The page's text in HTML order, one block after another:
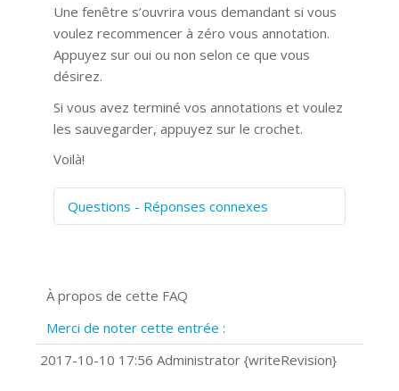
Une fenêtre s’ouvrira vous demandant si vous
voulez recommencer à zéro vous annotation.
Appuyez sur oui ou non selon ce que vous
désirez.
Si vous avez terminé vos annotations et voulez
les sauvegarder, appuyez sur le crochet.
Voilà!
Questions - Réponses connexes
Prise de vue 360°
?
Comment installer Google Chrome ?
À propos de cette FAQ
Merci de noter cette entrée :
2017-10-10 17:56 Administrator {writeRevision}